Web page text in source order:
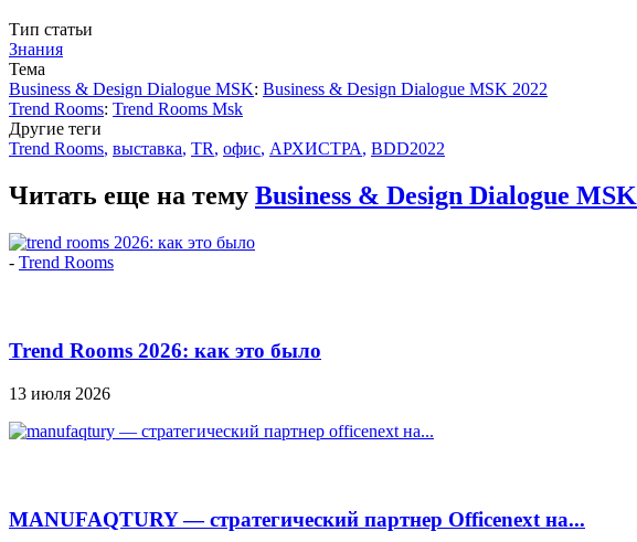
Тип статьи
Знания
Тема
Business & Design Dialogue MSK: Business & Design Dialogue MSK 2022
Trend Rooms: Trend Rooms Msk
Другие теги
Trend Rooms, выставка, TR, офис, АРХИСТРА, BDD2022
Читать еще на тему Business & Design Dialogue MSK
- Trend Rooms
Trend Rooms 2026: как это было
13 июля 2026
MANUFAQTURY — стратегический партнер Officenext на...